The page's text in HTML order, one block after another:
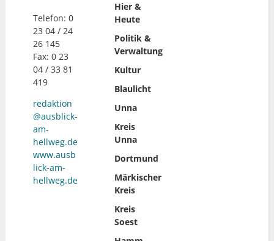
Telefon: 0
23 04 / 24
26 145
Fax: 0 23
04 / 33 81
419
redaktion
@ausblick-
am-
hellweg.de
www.ausb
lick-am-
hellweg.de
Hier &
Heute
Politik &
Verwaltung
Kultur
Blaulicht
Unna
Kreis
Unna
Dortmund
Märkischer
Kreis
Kreis
Soest